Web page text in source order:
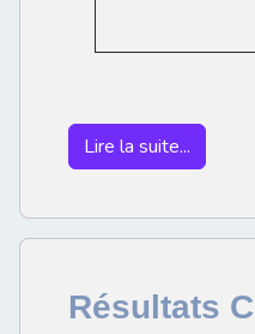
Lire la suite...
Résultats